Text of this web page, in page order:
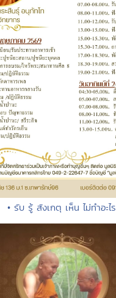
• รับ รู้ สังเกตุ เห็น ไม่ทำอะไร